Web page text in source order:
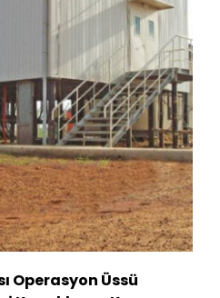
Operasyon Üssü